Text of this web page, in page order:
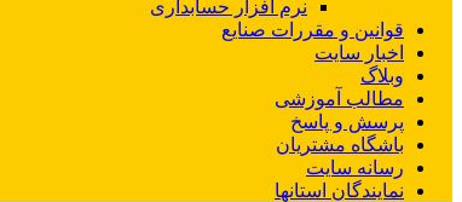
نرم افزار حسابداری
قوانین و مقررات صنایع
اخبار سایت
وبلاگ
مطالب آموزشی
پرسش و پاسخ
باشگاه مشتریان
رسانه سایت
نمایندگان استانها